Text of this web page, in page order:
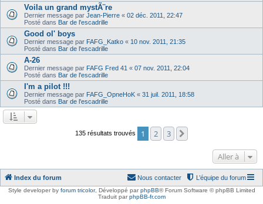
Voila un grand mystÃ¨re
Dernier message par Jean-Pierre « 02 déc. 2011, 22:47
Posté dans Bar de l'escadrille
Good ol' boys
Dernier message par FAFG_Katko « 10 nov. 2011, 21:35
Posté dans Bar de l'escadrille
A-26
Dernier message par FAFG Fred 41 « 07 nov. 2011, 22:04
Posté dans Bar de l'escadrille
I'm a pilot !!!
Dernier message par FAFG_OpneHoK « 31 juil. 2011, 18:58
Posté dans Bar de l'escadrille
135 résultats trouvés 1 2 3
Aller à
Index du forum L’équipe du forum
Nous contacter
Style developer by forum tricolor, Développé parphpBB® Forum Software © phpBB Limited
Traduit parphpBB-fr.com